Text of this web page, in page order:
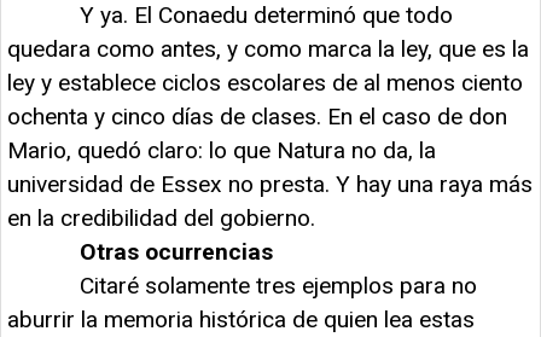
Y ya. El Conaedu determinó que todo
quedara como antes, y como marca la ley, que es la
ley y establece ciclos escolares de al menos ciento
ochenta y cinco días de clases. En el caso de don
Mario, quedó claro: lo que Natura no da, la
universidad de Essex no presta. Y hay una raya más
en la credibilidad del gobierno.
Otras ocurrencias
Citaré solamente tres ejemplos para no
aburrir la memoria histórica de quien lea estas